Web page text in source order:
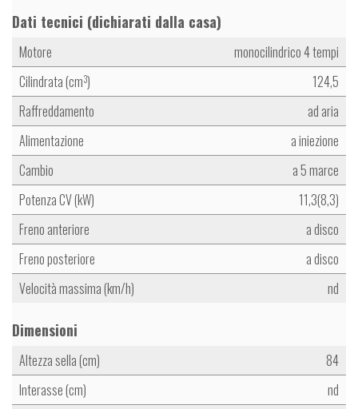
Dati tecnici (dichiarati dalla casa)
Motore
monocilindrico 4 tempi
Cilindrata (cm3)
124,5
Raffreddamento
ad aria
Alimentazione
a iniezione
Cambio
a 5 marce
Potenza CV (kW)
11,3(8,3)
Freno anteriore
a disco
Freno posteriore
a disco
Velocità massima (km/h)
nd
Dimensioni
Altezza sella (cm)
84
Interasse (cm)
nd